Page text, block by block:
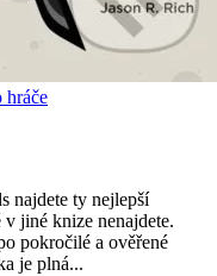
hráče
najdete ty nejlepší
v jiné knize nenajdete.
pokročilé a ověřené
je plná...